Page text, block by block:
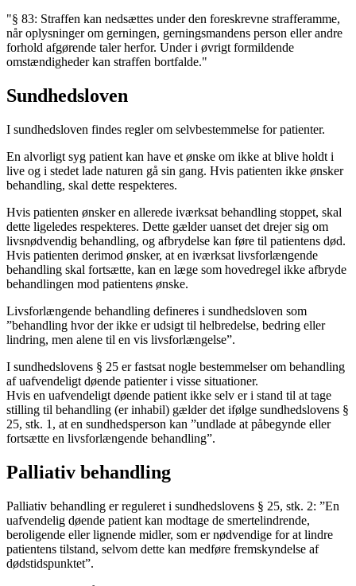
"§ 83: Straffen kan nedsættes under den foreskrevne strafferamme,
når oplysninger om gerningen, gerningsmandens person eller andre
forhold afgørende taler herfor. Under i øvrigt formildende
omstændigheder kan straffen bortfalde."
Sundhedsloven
I sundhedsloven findes regler om selvbestemmelse for patienter.
En alvorligt syg patient kan have et ønske om ikke at blive holdt i
live og i stedet lade naturen gå sin gang. Hvis patienten ikke ønsker
behandling, skal dette respekteres.
Hvis patienten ønsker en allerede iværksat behandling stoppet, skal
dette ligeledes respekteres. Dette gælder uanset det drejer sig om
livsnødvendig behandling, og afbrydelse kan føre til patientens død.
Hvis patienten derimod ønsker, at en iværksat livsforlængende
behandling skal fortsætte, kan en læge som hovedregel ikke afbryde
behandlingen mod patientens ønske.
Livsforlængende behandling defineres i sundhedsloven som
”behandling hvor der ikke er udsigt til helbredelse, bedring eller
lindring, men alene til en vis livsforlængelse”.
I sundhedslovens § 25 er fastsat nogle bestemmelser om behandling
af uafvendeligt døende patienter i visse situationer.
Hvis en uafvendeligt døende patient ikke selv er i stand til at tage
stilling til behandling (er inhabil) gælder det ifølge sundhedslovens §
25, stk. 1, at en sundhedsperson kan ”undlade at påbegynde eller
fortsætte en livsforlængende behandling”.
Palliativ behandling
Palliativ behandling er reguleret i sundhedslovens § 25, stk. 2: ”En
uafvendelig døende patient kan modtage de smertelindrende,
beroligende eller lignende midler, som er nødvendige for at lindre
patientens tilstand, selvom dette kan medføre fremskyndelse af
dødstidspunktet”.